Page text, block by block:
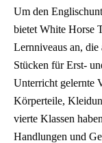
Um den
bietet White Horse
Lernniveaus an,
Stücken für Erst-
Unterricht gelernte
Körperteile,
vierte Klassen
Handlungen und